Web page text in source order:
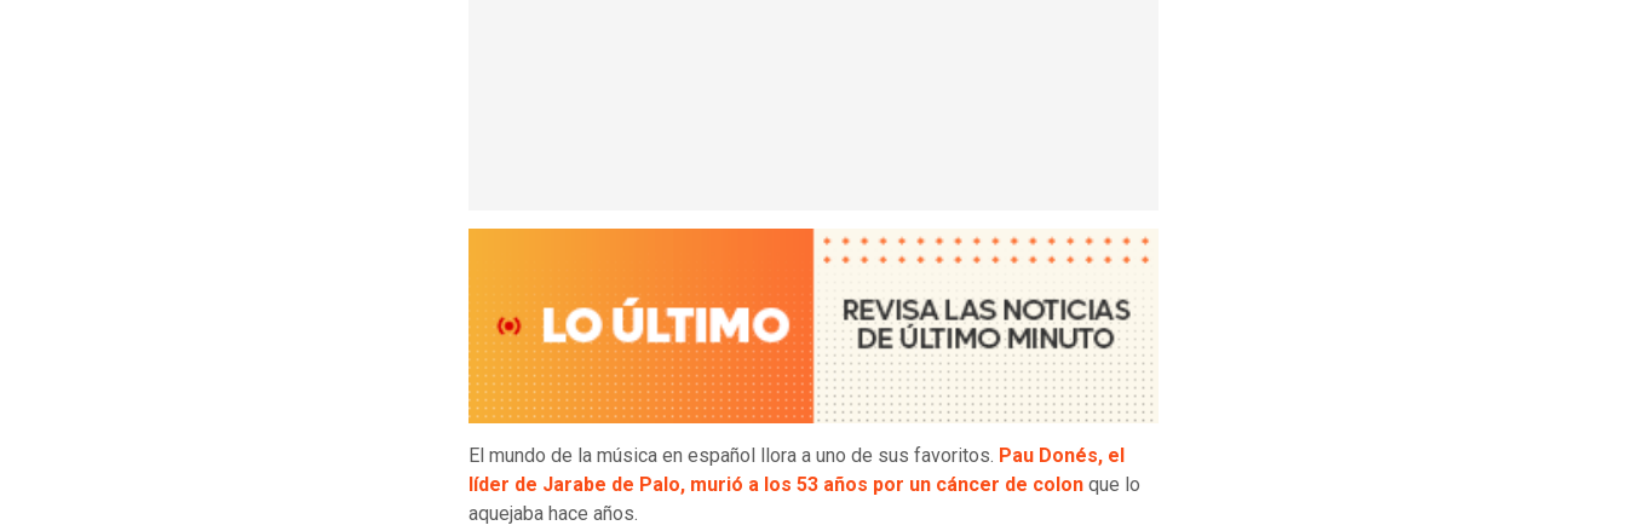
El mundo de la música en español llora a uno de sus favoritos. Pau Donés, el
líder de Jarabe de Palo, murió a los 53 años por un cáncer de colon que lo
aquejaba hace años.